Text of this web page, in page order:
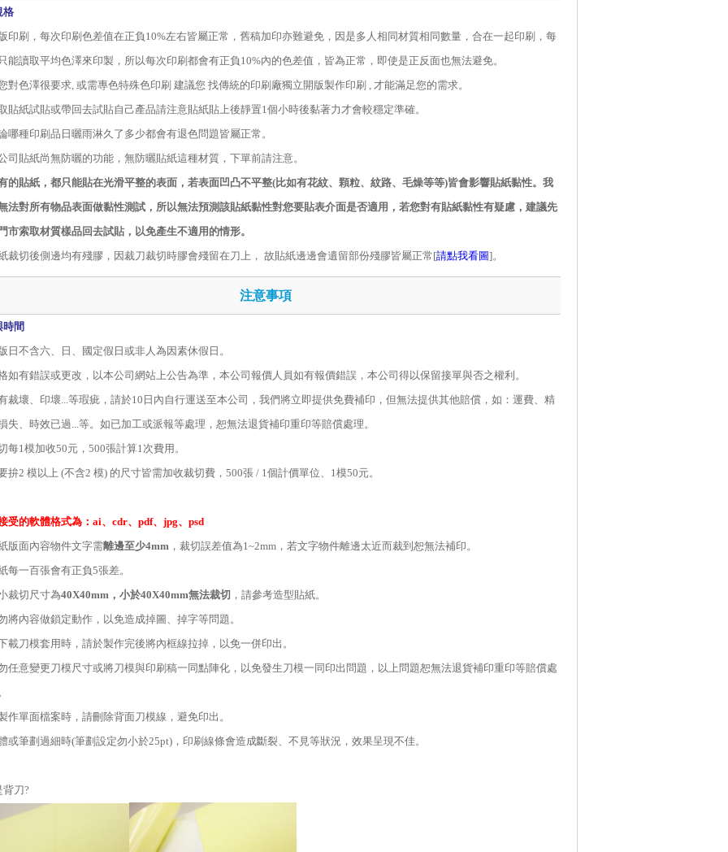
格
印刷，每次印刷色差值在正負10%左右皆屬正常，舊稿加印亦難避免，因是多人相同材質相同數量，合在一起印刷，每
能讀取平均色澤來印製，所以每次印刷都會有正負10%內的色差值，皆為正常，即使是正反面也無法避免。
對色澤很要求, 或需專色特殊色印刷 建議您 找傳統的印刷廠獨立開版製作印刷 , 才能滿足您的需求。
貼紙試貼或帶回去試貼自己產品請注意貼紙貼上後靜置1個小時後黏著力才會較穩定準確。
哪種印刷品日曬雨淋久了多少都會有退色問題皆屬正常。
司貼紙尚無防曬的功能，無防曬貼紙這種材質，下單前請注意。
的貼紙，都只能貼在光滑平整的表面，若表面凹凸不平整(比如有花紋、顆粒、紋路、毛燥等等)皆會影響貼紙黏性。我
法對所有物品表面做黏性測試，所以無法預測該貼紙黏性對您要貼表介面是否適用，若您對有貼紙黏性有疑慮，建議先
市索取材質樣品回去試貼，以免產生不適用的情形。
裁切後側邊均有殘膠，因裁刀裁切時膠會殘留在刀上， 故貼紙邊邊會遺留部份殘膠皆屬正常[請點我看圖]。
注意事項
間
日不含六、日、國定假日或非人為因素休假日。
如有錯誤或更改，以本公司網站上公告為準，本公司報價人員如有報價錯誤，本公司得以保留接單與否之權利。
裁壞、印壞...等瑕疵，請於10 日內自行運送至本公司，我們將立即提供免費補印，但無法提供其他賠償，如：運費、精
失、時效已過...等。如已加工或派報等處理，恕無法退貨補印重印等賠償處理。
每1模加收50元，500張計算1次費用。
拚2 模以上 (不含2 模) 的尺寸皆需加收裁切費，500張 / 1個計價單位、1模50元。
受的軟體格式為：ai、cdr、pdf、jpg、psd
版面內容物件文字需離邊至少4mm ，裁切誤差值為1~2mm ，若文字物件離邊太近而裁到恕無法補印。
每一百張會有正負5張差。
裁切尺寸為40X40mm ，小於40X40mm無法裁切 ，請參考造型貼紙。
將內容做鎖定動作，以免造成掉圖、掉字等問題。
載刀模套用時，請於製作完後將內框線拉掉，以免一併印出。
任意變更刀模尺寸或將刀模與印刷稿一同點陣化，以免發生刀模一同印出問題，以上問題恕無法退貨補印重印等賠償處
作單面檔案時，請刪除背面刀模線，避免印出。
或筆劃過細時(筆劃設定勿小於25pt) ，印刷線條會造成斷裂、不見等狀況，效果呈現不佳。
背刀?